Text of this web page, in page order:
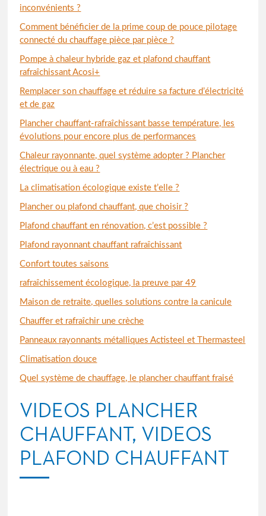
inconvénients ?
Comment bénéficier de la prime coup de pouce pilotage
connecté du chauffage pièce par pièce ?
Pompe à chaleur hybride gaz et plafond chauffant
rafraîchissant Acosi+
Remplacer son chauffage et réduire sa facture d’électricité
et de gaz
Plancher chauffant-rafraîchissant basse température, les
évolutions pour encore plus de performances
Chaleur rayonnante, quel système adopter ? Plancher
électrique ou à eau ?
La climatisation écologique existe t’elle ?
Plancher ou plafond chauffant, que choisir ?
Plafond chauffant en rénovation, c’est possible ?
Plafond rayonnant chauffant rafraîchissant
Confort toutes saisons
rafraîchissement écologique, la preuve par 49
Maison de retraite, quelles solutions contre la canicule
Chauffer et rafraîchir une crèche
Panneaux rayonnants métalliques Actisteel et Thermasteel
Climatisation douce
Quel système de chauffage, le plancher chauffant fraisé
VIDEOS PLANCHER
CHAUFFANT, VIDEOS
PLAFOND CHAUFFANT